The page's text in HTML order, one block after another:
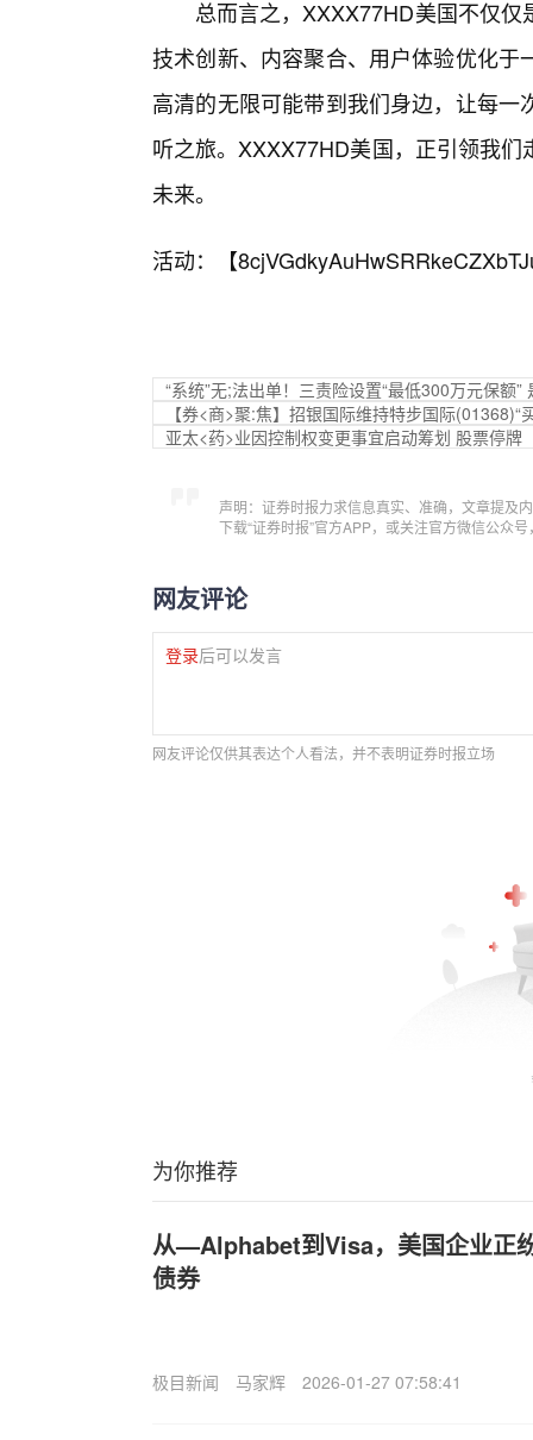
总而言之，XXXX77HD美国不仅
技术创新、内容聚合、用户体验优化
高清的无限可能带到我们身边，让每
听之旅。XXXX77HD美国，正引领我
未来。
活动：【
“系统”无;法出单！三责险设置“最低300万元保额
【券<商>聚:焦】招银国际维持特步国际
亚太<药>业因控制权变更事宜启动筹划 股票停牌
声明：证券时报力求信息真实、准确，文章提及
下载“证券时报”官方APP，或关注官方微信公众
网友评论
登录后可以发言
网友评论仅供其表达个人看法，并不表明证券时报立场
为你推荐
从—Alphabet到Visa，美国企业正
债券
极目新闻 马家辉 2026-01-27 07:58:41